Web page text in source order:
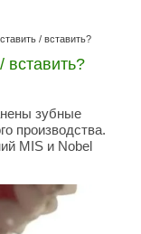
/ вставить?
вставить?
зубные
производства.
MIS и Nobel